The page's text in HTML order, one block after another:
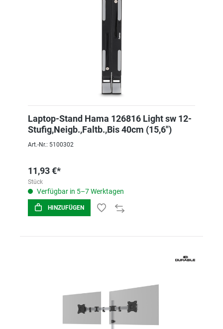
Laptop-Stand Hama 126816 Light sw 12-
Stufig,Neigb.,Faltb.,Bis 40cm (15,6")
Art.-Nr.: 5100302
11,93 €*
Stück
Verfügbar in 5–7 Werktagen
HINZUFÜGEN